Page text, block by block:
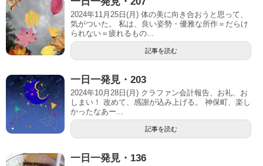
2024年11月25日(月) 体の美に向き合おうと思って、
気がついた。 私は、良い姿勢・優雅な所作＝だらけ
られない＝疲れるもの...
記事を読む
一日一発見・203
2024年10月28日(月) クラファン会計報告、お礼、お
しまい！ 改めて、感謝が込み上げる。 神保町、楽し
かったなあー...
記事を読む
一日一発見・136